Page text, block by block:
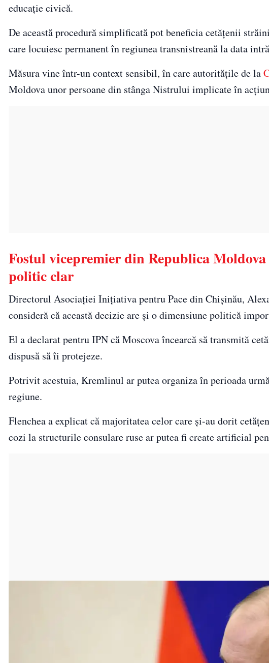
educație civică.
De această procedură simplificată pot beneficia cetățenii
care locuiesc permanent în regiunea transnistreană la data
Măsura vine într-un context sensibil, în care autoritățile de la
Moldova unor persoane din stânga Nistrului implicate în
Fostul vicepremier din Republica
politic clar
Directorul Asociației Inițiativa pentru Pace din Chișinău,
consideră că această decizie are și o dimensiune politică
El a declarat pentru IPN că Moscova încearcă să transmită
dispusă să îi protejeze.
Potrivit acestuia, Kremlinul ar putea organiza în perioada
regiune.
Flenchea a explicat că majoritatea celor care și-au dorit
cozi la structurile consulare ruse ar putea fi create artificial